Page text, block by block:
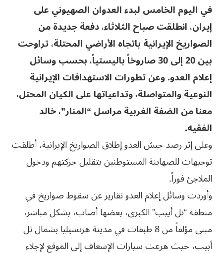
في اليوم الخامس لبدء العدوان الصهيوني على
إيران، انطلقت صباح الثلاثاء، دفعة جديدة من
الصواريخ الإيرانية باتجاه الأراضي المحتلة، تراوحت
بين 20 إلى 30 صاروخاً باليستياً، بحسب وسائل
إعلام العدو. وعن تطورات الاستهدافات الإيرانية
النوعية والمتواصلة، وتداعياتها على الكيان المحتل،
معنا من الضفة الغربية مراسل “المنار”، خالد
الفقيه.
وعلى إثر رصد جيش العدو إطلاق الصواريخ الإيرانية، أطلقت
توجيهات للصهاينة المستوطنين بتقليل حركتهم ودخول
الملاجئ فوراً.
وأوردت وسائل إعلام العدو تقارير عن سقوط صواريخ في
منطقة “تل أبيب” الكبرى، بعضها أصاب، بشكل مباشر،
مبنى مؤلفاً من 8 طبقات في مدينة هرتسيليا بشمال تل
أبيب، حيث هرعت سيارات الإسعاف إلى الموقع لإجلاء